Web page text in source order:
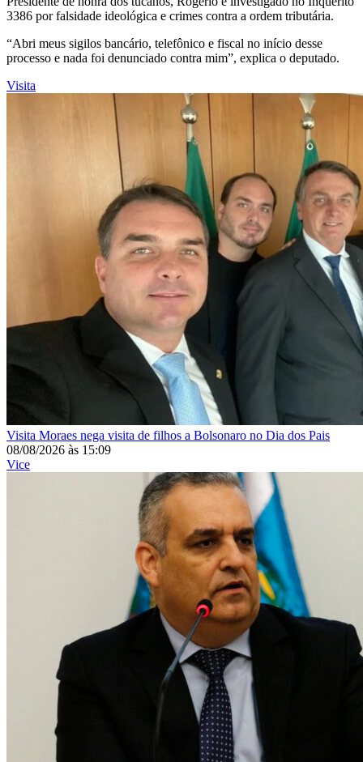
3386 por falsidade ideológica e crimes contra a ordem tributária.
“Abri meus sigilos bancário, telefônico e fiscal no início desse
processo e nada foi denunciado contra mim”, explica o deputado.
Visita
Visita Moraes nega visita de filhos a Bolsonaro no Dia dos Pais
08/08/2026 às 15:09
Vice